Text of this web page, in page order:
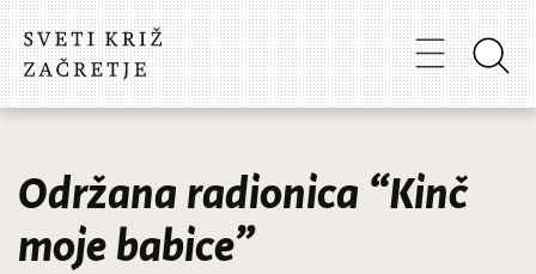
Održana radionica “Kinč
moje babice”